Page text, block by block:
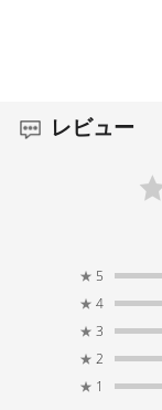
レビュー
★ 5
★ 4
★ 3
★ 2
★ 1